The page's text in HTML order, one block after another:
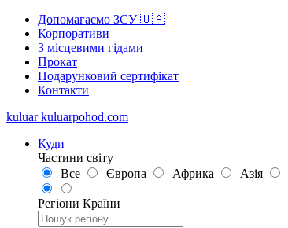
Допомагаємо ЗСУ 🇺🇦
Корпоративи
З місцевими гідами
Прокат
Подарунковий сертифікат
Контакти
kuluar kuluarpohod.com
Куди
Частини світу
Все
Європа Африка Азія
Регіони Країни